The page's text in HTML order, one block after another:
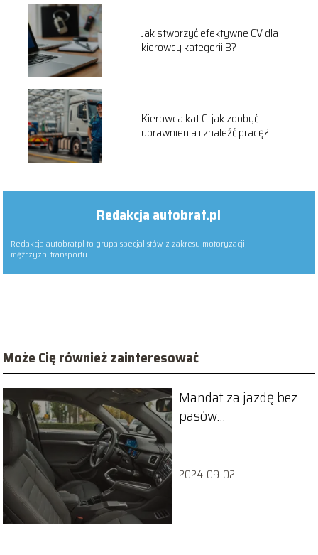
Jak stworzyć efektywne CV dla
kierowcy kategorii B?
Kierowca kat C: jak zdobyć
uprawnienia i znaleźć pracę?
Redakcja autobrat.pl
Redakcja autobrat.pl to grupa specjalistów z zakresu motoryzacji,
mężczyzn, transportu.
Może Cię również zainteresować
Mandat za jazdę bez
pasów
kary?
2024-09-02